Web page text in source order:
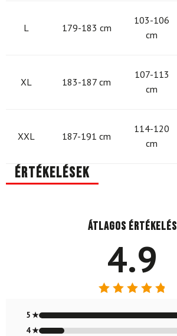
L 179-183 cm
103-106
cm
XL 183-187 cm
107-113
cm
XXL 187-191 cm
114-120
cm
Értékelések
Átlagos értékelés
4.9
4.87/ 5
5 ★
4 ★